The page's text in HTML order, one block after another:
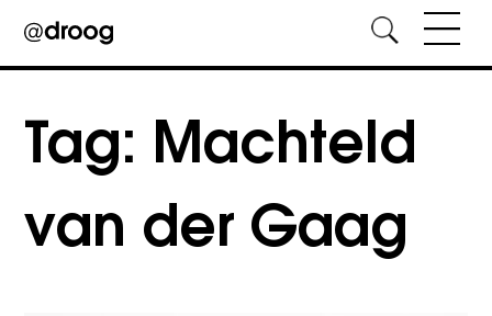
content
Tag: Machteld
van der Gaag